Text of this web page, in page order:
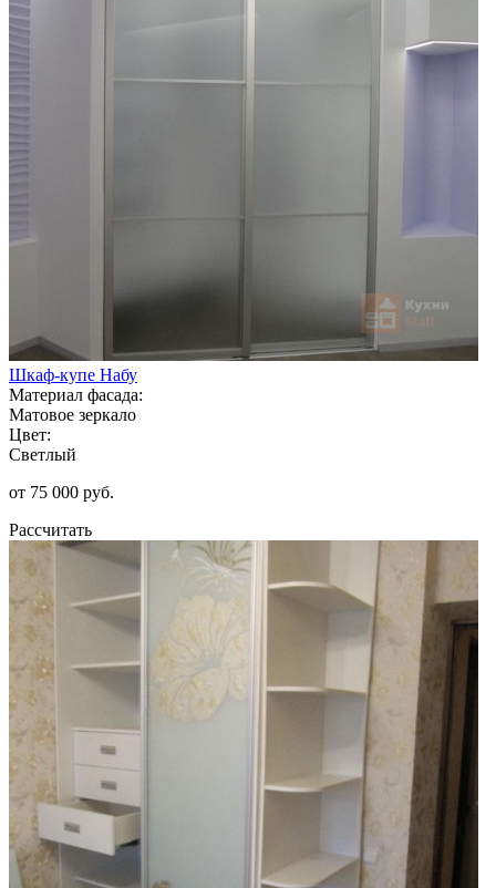
Шкаф-купе Набу
Материал фасада:
Матовое зеркало
Цвет:
Светлый
от 75 000 руб.
Рассчитать